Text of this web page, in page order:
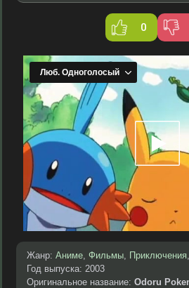
0
Жанр: Аниме, Фильмы, Приключения,
Год выпуска: 2003
Оригинальное название: Odoru